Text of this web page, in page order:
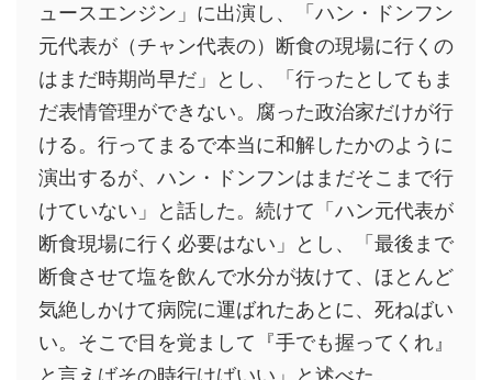
ュースエンジン」に出演し、「ハン・ドンフン
元代表が（チャン代表の）断食の現場に行くの
はまだ時期尚早だ」とし、「行ったとしてもま
だ表情管理ができない。腐った政治家だけが行
ける。行ってまるで本当に和解したかのように
演出するが、ハン・ドンフンはまだそこまで行
けていない」と話した。続けて「ハン元代表が
断食現場に行く必要はない」とし、「最後まで
断食させて塩を飲んで水分が抜けて、ほとんど
気絶しかけて病院に運ばれたあとに、死ねばい
い。そこで目を覚まして『手でも握ってくれ』
と言えばその時行けばいい」と述べた。